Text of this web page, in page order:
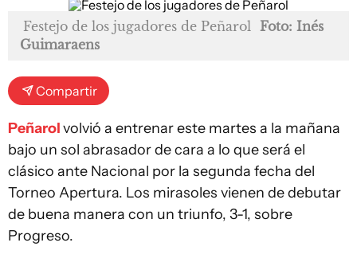
Festejo de los jugadores de Peñarol Foto: Inés
Guimaraens
Compartir
Peñarolvolvió a entrenar este martes a la mañana
bajo un sol abrasador de cara a lo que será el
clásico ante Nacional por la segunda fecha del
Torneo Apertura. Los mirasoles vienen de debutar
de buena manera con un triunfo, 3-1, sobre
Progreso.